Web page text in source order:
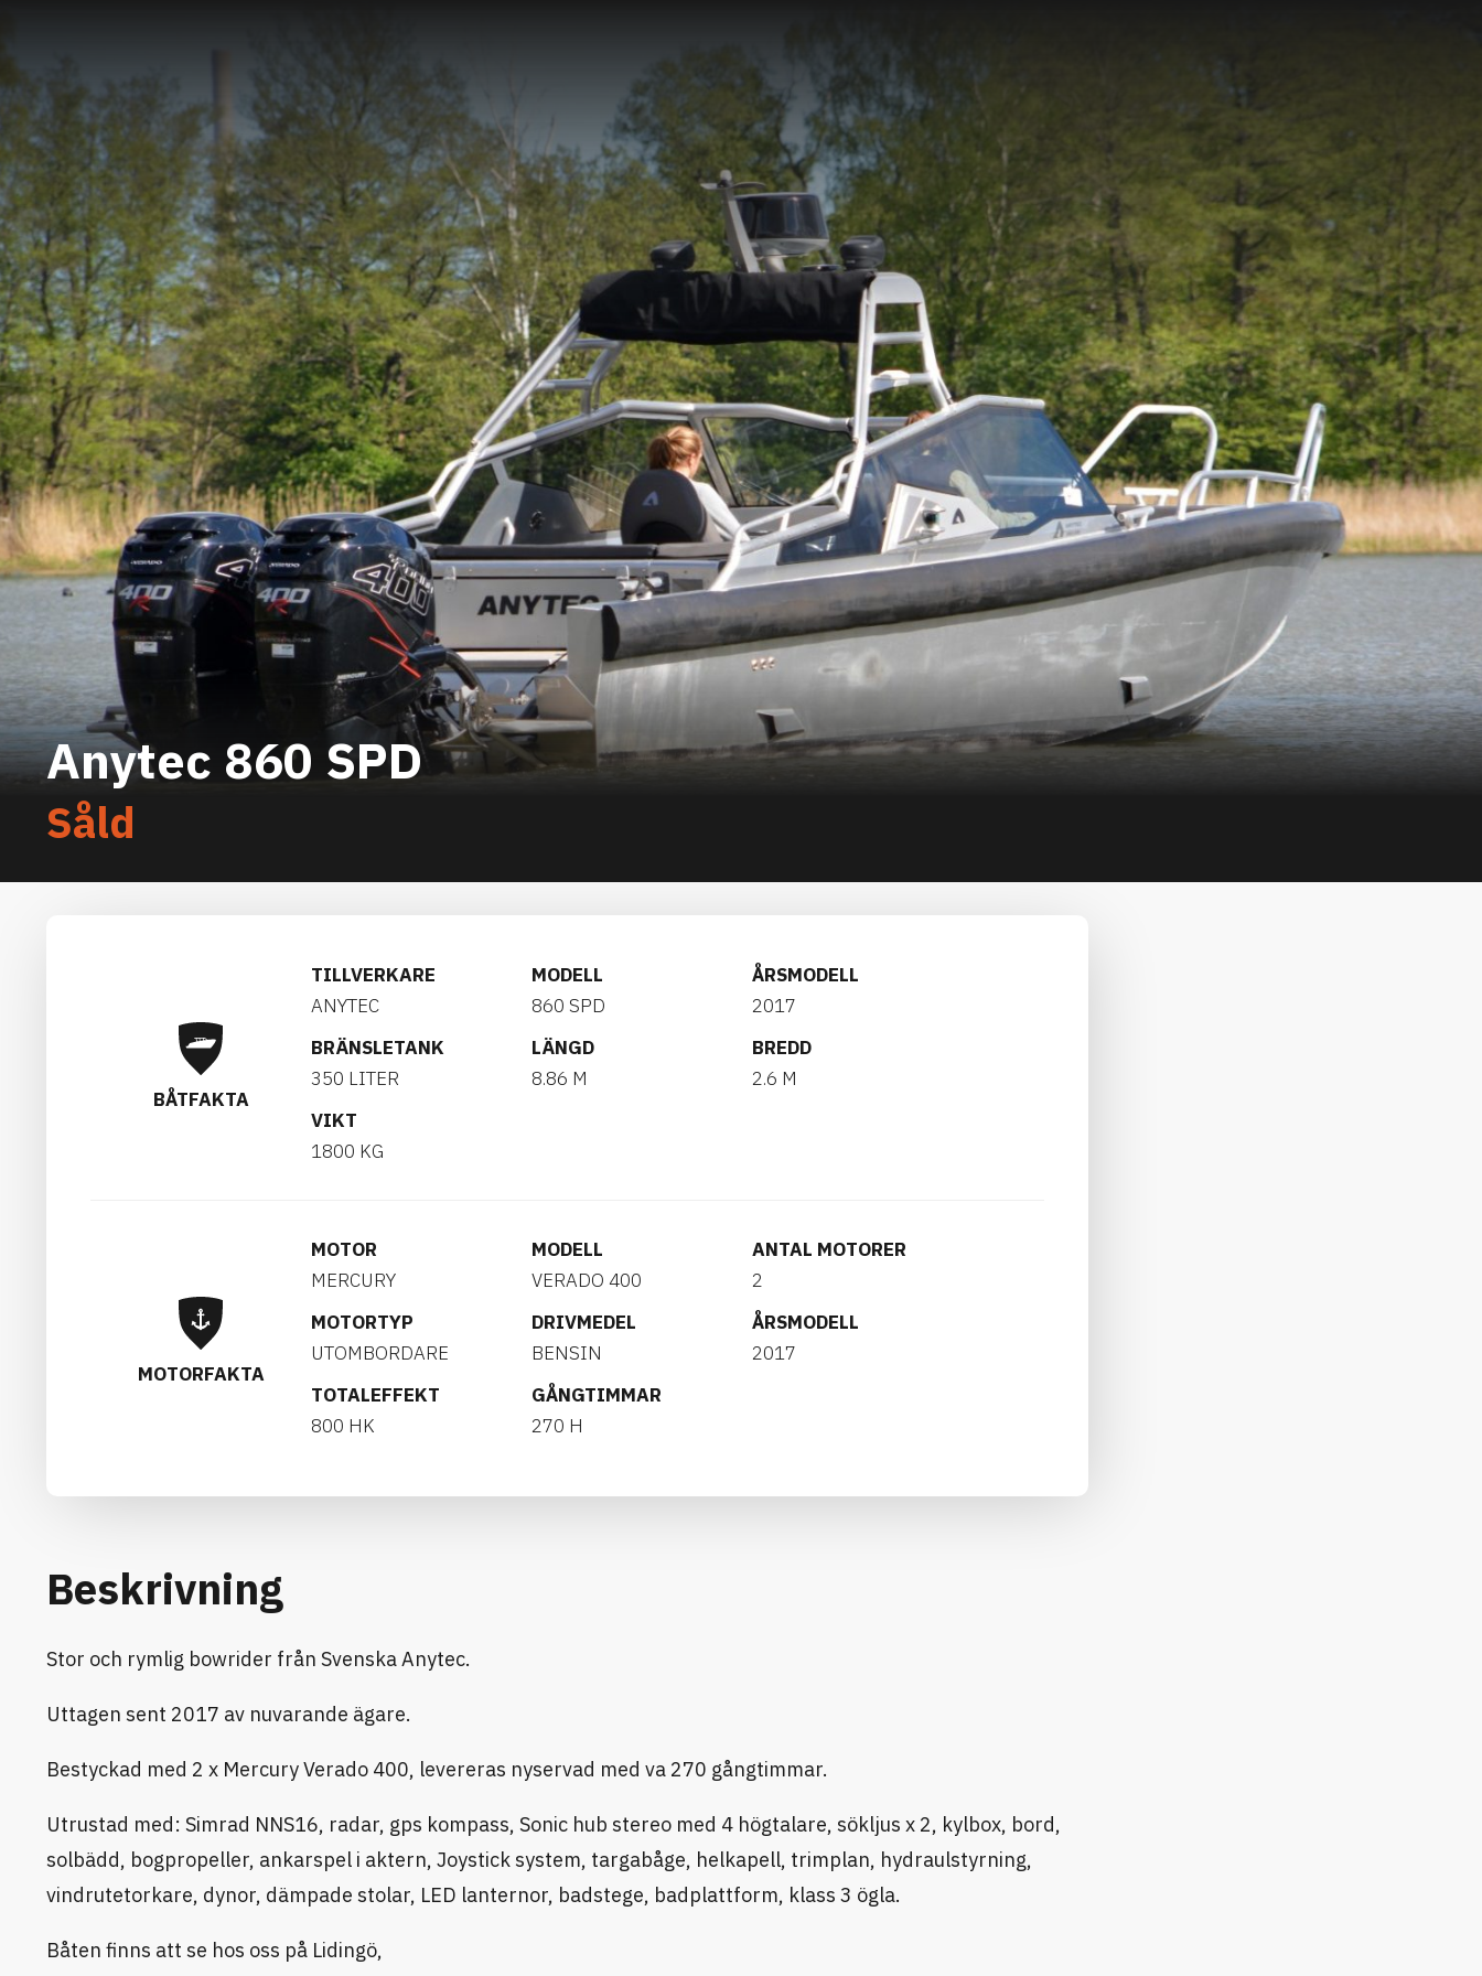
Anytec 860 SPD
Såld
BÅTFAKTA
TILLVERKARE
ANYTEC
MODELL
860 SPD
ÅRSMODELL
2017
BRÄNSLETANK
350 LITER
LÄNGD
8.86 M
BREDD
2.6 M
VIKT
1800 KG
MOTORFAKTA
MOTOR
MERCURY
MODELL
VERADO 400
ANTAL MOTORER
2
MOTORTYP
UTOMBORDARE
DRIVMEDEL
BENSIN
ÅRSMODELL
2017
TOTALEFFEKT
800 HK
GÅNGTIMMAR
270 H
Beskrivning
Stor och rymlig bowrider från Svenska Anytec.
Uttagen sent 2017 av nuvarande ägare.
Bestyckad med 2 x Mercury Verado 400, levereras nyservad med va 270 gångtimmar.
Utrustad med: Simrad NNS16, radar, gps kompass, Sonic hub stereo med 4 högtalare, sökljus x 2, kylbox, bord,
solbädd, bogpropeller, ankarspel i aktern, Joystick system, targabåge, helkapell, trimplan, hydraulstyrning,
vindrutetorkare, dynor, dämpade stolar, LED lanternor, badstege, badplattform, klass 3 ögla.
Båten finns att se hos oss på Lidingö,